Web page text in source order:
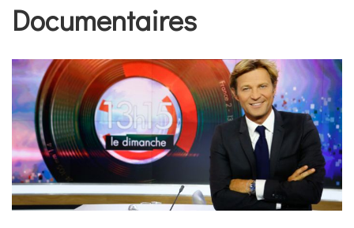
Documentaires